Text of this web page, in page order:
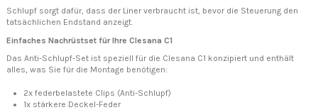
Schlupf sorgt dafür, dass der Liner verbraucht ist, bevor die Steuerung den
tatsächlichen Endstand anzeigt.
Einfaches Nachrüstset für Ihre Clesana C1
Das Anti-Schlupf-Set ist speziell für die Clesana C1 konzipiert und enthält
alles, was Sie für die Montage benötigen:
2x federbelastete Clips (Anti-Schlupf)
1x stärkere Deckel-Feder